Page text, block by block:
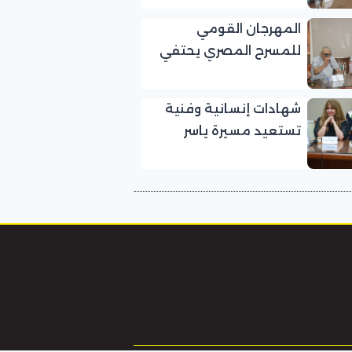
للمسرح المصري
المهرجان القومي
للمسرح المصري يحتفي
لرموز المسرح»
شهادات إنسانية وفنية
تستعيد مسيرة ياسر